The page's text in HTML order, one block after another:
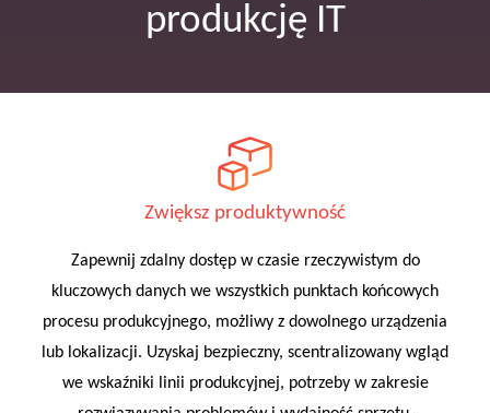
produkcję IT
Zwiększ produktywność
Zapewnij zdalny dostęp w czasie rzeczywistym do
kluczowych danych we wszystkich punktach końcowych
procesu produkcyjnego, możliwy z dowolnego urządzenia
lub lokalizacji. Uzyskaj bezpieczny, scentralizowany wgląd
we wskaźniki linii produkcyjnej, potrzeby w zakresie